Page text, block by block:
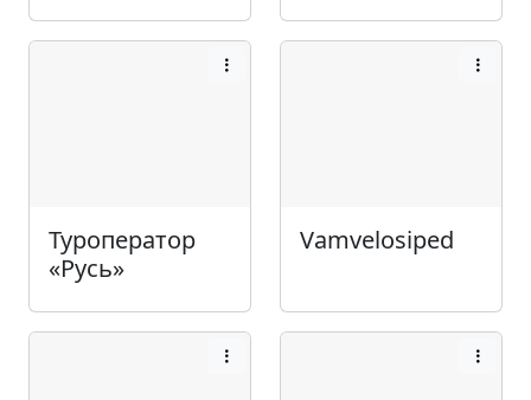
Туроператор
«Русь»
Vamvelosiped